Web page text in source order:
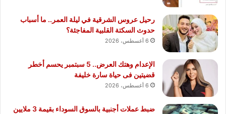
رحيل عروس الشرقية في ليلة العمر.. ما أسباب
حدوث السكتة القلبية المفاجئة؟
6 أغسطس، 2026
الإعدام وهتك العرض.. 5 سبتمبر يحسم أخطر
قضيتين فى حياة سارة خليفة
6 أغسطس، 2026
ضبط عملات أجنبية بالسوق السوداء بقيمة 3 ملايين